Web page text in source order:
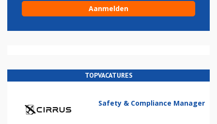
TOPVACATURES
Safety & Compliance Manager